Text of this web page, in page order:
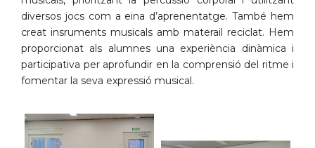
diversos jocs com a eina d’aprenentatge. També hem
creat insruments musicals amb materail reciclat. Hem
proporcionat als alumnes una experiència dinàmica i
participativa per aprofundir en la comprensió del ritme i
fomentar la seva expressió musical.